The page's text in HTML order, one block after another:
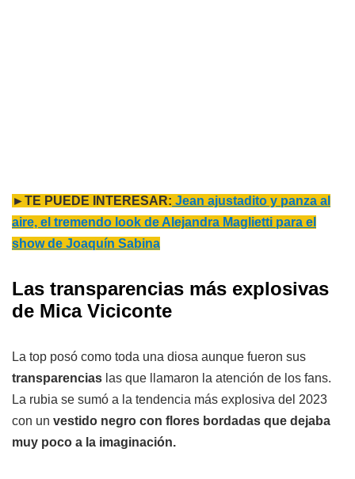
►TE PUEDE INTERESAR: Jean ajustadito y panza al
aire, el tremendo look de Alejandra Maglietti para el
show de Joaquín Sabina
Las transparencias más explosivas
de Mica Viciconte
La top posó como toda una diosa aunque fueron sus
transparencias las que llamaron la atención de los fans.
La rubia se sumó a la tendencia más explosiva del 2023
con un vestido negro con flores bordadas que dejaba
muy poco a la imaginación.